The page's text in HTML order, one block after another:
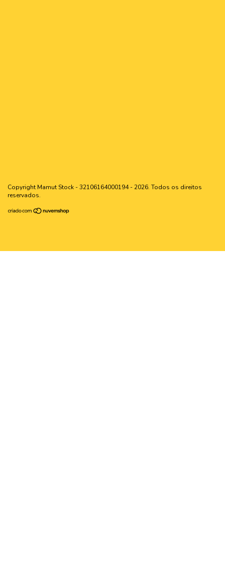
Copyright Mamut Stock - 32106164000194 - 2026. Todos os direitos
reservados.